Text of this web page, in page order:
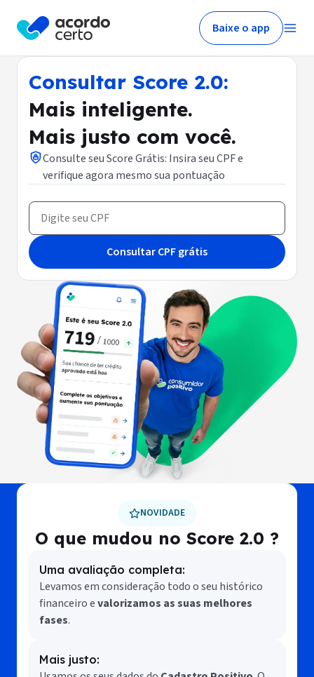
Baixe o app
Consultar Score 2.0:
Mais inteligente.
Mais justo com você.
Consulte seu Score Grátis: Insira seu CPF e
verifique agora mesmo sua pontuação
Consultar CPF grátis
NOVIDADE
O que mudou no Score 2.0 ?
Uma avaliação completa:
Levamos em consideração todo o seu histórico
financeiro evalorizamos as suas melhores
fases.
Mais justo: